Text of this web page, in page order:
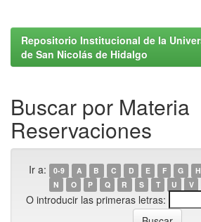
Repositorio Institucional de la
de San Nicolás de Hidalgo
Buscar por Materia
Reservaciones
Ir a: 0-9 A B C D E F G H
N
O P Q R S T U V
O introducir las primeras letras: